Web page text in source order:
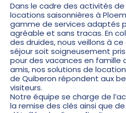
Dans le cadre des activités
locations saisonnières à
gamme de services adaptés
agréable et sans tracas. En
des druides, nous veillons à
séjour soit soigneusement
pour des vacances en famille
amis, nos solutions de
de Quiberon répondent aux
visiteurs.
Notre équipe se charge de
la remise des clés ainsi que